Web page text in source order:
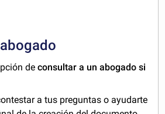
deconsultar a un abogado si
a tus preguntas o ayudarte